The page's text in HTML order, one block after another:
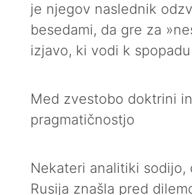
je njegov naslednik
besedami, da gre za
izjavo, ki vodi k
Med zvestobo doktrini in
pragmatičnostjo
Nekateri analitiki sodijo,
Rusija znašla pred